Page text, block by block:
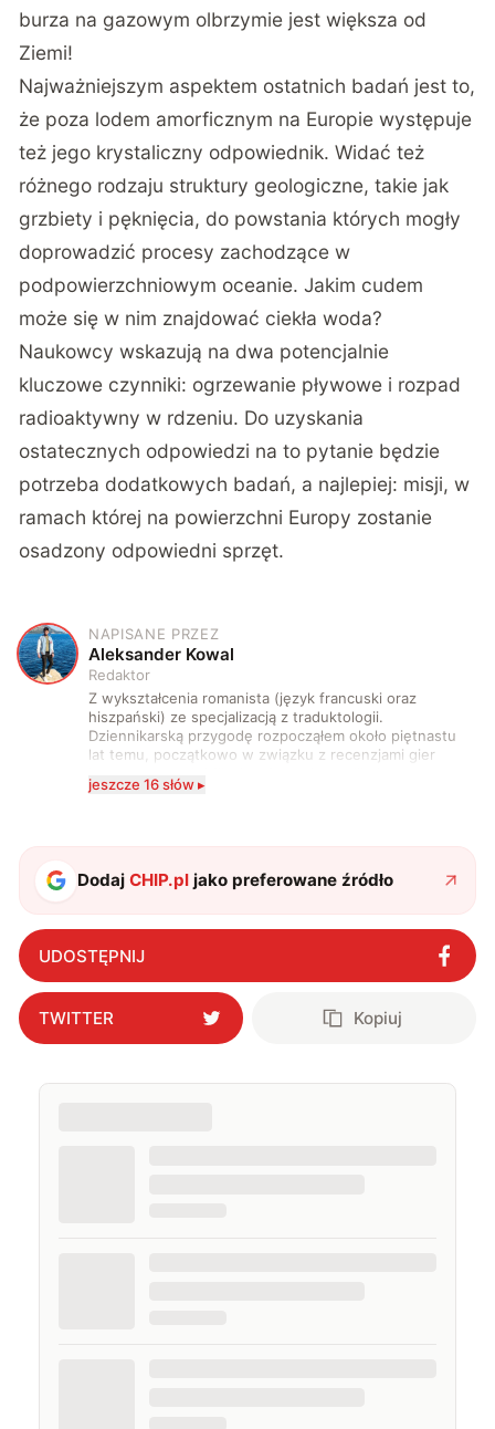
burza na gazowym olbrzymie jest większa od
Ziemi!
Najważniejszym aspektem ostatnich badań jest to,
że poza lodem amorficznym na Europie występuje
też jego krystaliczny odpowiednik. Widać też
różnego rodzaju struktury geologiczne, takie jak
grzbiety i pęknięcia, do powstania których mogły
doprowadzić procesy zachodzące w
podpowierzchniowym oceanie. Jakim cudem
może się w nim znajdować ciekła woda?
Naukowcy wskazują na dwa potencjalnie
kluczowe czynniki: ogrzewanie pływowe i rozpad
radioaktywny w rdzeniu. Do uzyskania
ostatecznych odpowiedzi na to pytanie będzie
potrzeba dodatkowych badań, a najlepiej: misji, w
ramach której na powierzchni Europy zostanie
osadzony odpowiedni sprzęt.
A
NAPISANE PRZEZ
Aleksander Kowal
Redaktor
Z wykształcenia romanista (język francuski oraz
hiszpański) ze specjalizacją z traduktologii.
Dziennikarską przygodę rozpocząłem około piętnastu
lat temu, początkowo w związku z recenzjami gier
komputerowych i filmów. Obecnie publikuję
zdecydowanie częściej na tematy związane z nauką
także uprawiać oraz oglądać sport.
jeszcze 16 słów ▸
DodajCHIP.pl jako preferowane źródło
UDOSTĘPNIJ
TWITTER Kopiuj